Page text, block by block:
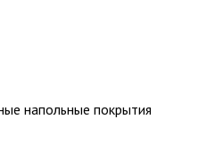
напольные покрытия